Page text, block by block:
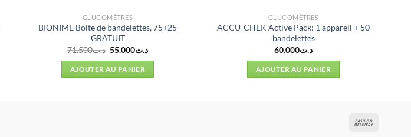
GLUCOMÈTRES
BIONIME Boite de bandelettes, 75+25
GRATUIT
د.ت71.500
Le
initial
était :
د.ت55.000
Le
AJOUTER AU PANIER
GLUCOMÈTRES
ACCU-CHEK Active Pack: 1 appareil + 50
bandelettes
د.ت60.000
AJOUTER AU PANIER